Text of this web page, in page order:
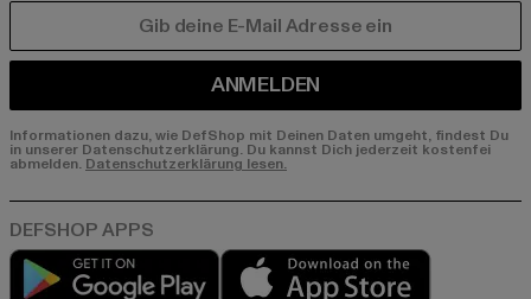
ANMELDEN
Informationen dazu, wie DefShop mit Deinen Daten umgeht, findest Du
in unserer Datenschutzerklärung. Du kannst Dich jederzeit kostenfei
abmelden. Datenschutzerklärung lesen.
Play market